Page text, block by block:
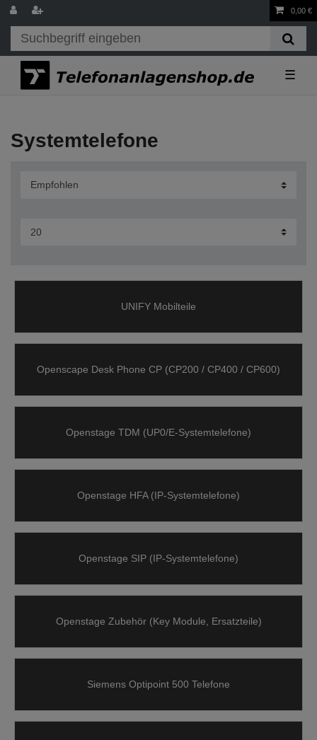
0,00 €
☰
Systemtelefone
UNIFY Mobilteile
Openscape Desk Phone CP (CP200 / CP400 / CP600)
Openstage TDM (UP0/E-Systemtelefone)
Openstage HFA (IP-Systemtelefone)
Openstage SIP (IP-Systemtelefone)
Openstage Zubehör (Key Module, Ersatzteile)
Siemens Optipoint 500 Telefone